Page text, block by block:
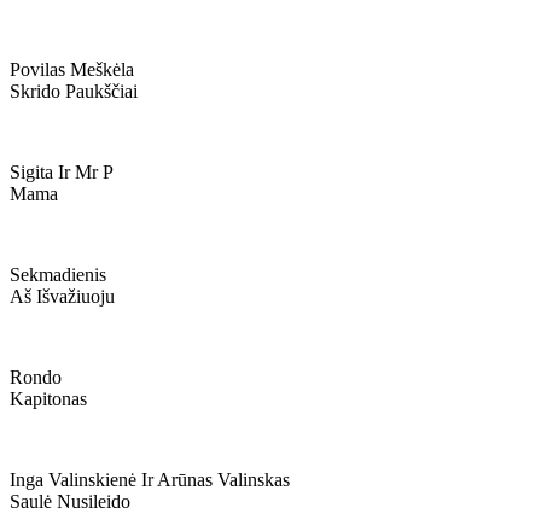
Povilas Meškėla
Skrido Paukščiai
Sigita Ir Mr P
Mama
Sekmadienis
Aš Išvažiuoju
Rondo
Kapitonas
Inga Valinskienė Ir Arūnas Valinskas
Saulė Nusileido